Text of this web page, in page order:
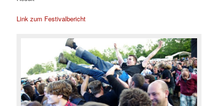
Link zum Festivalbericht